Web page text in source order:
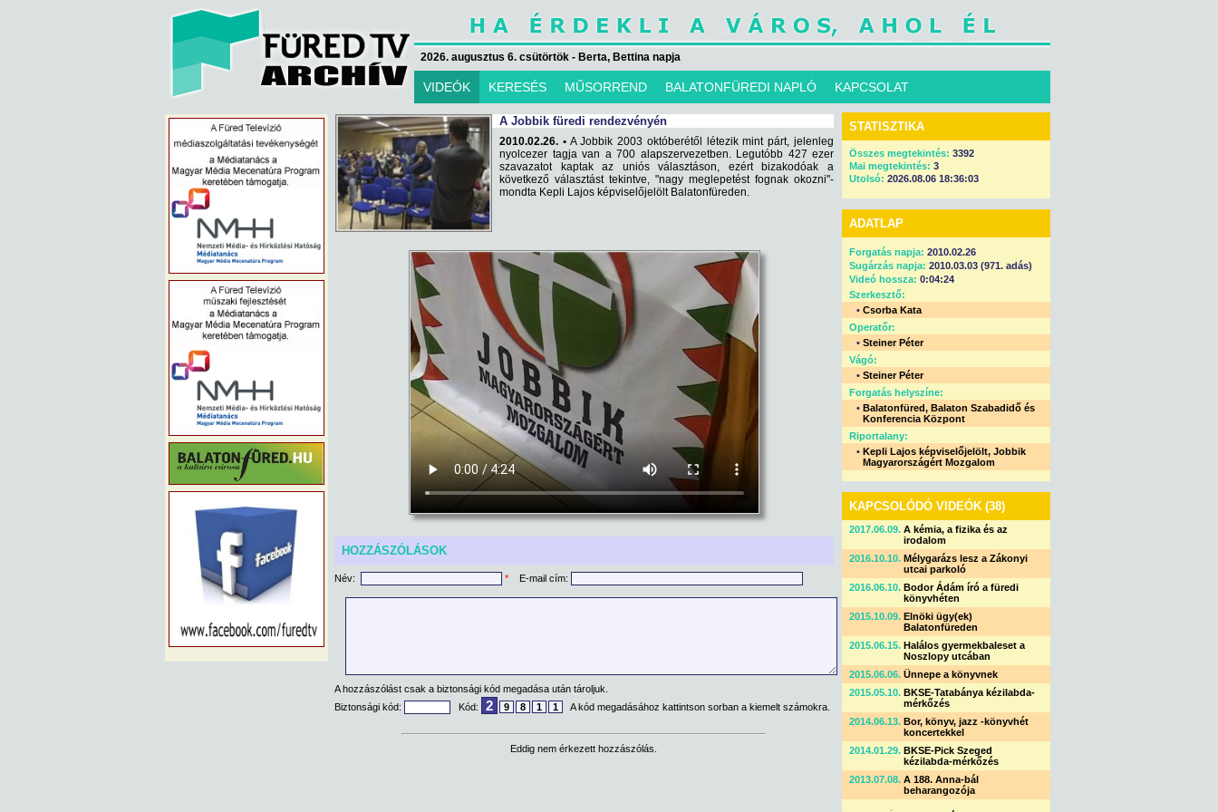
2026. augusztus 6. csütörtök - Berta, Bettina napja
VIDEÓK KERESÉS MŰSORREND BALATONFÜREDI NAPLÓ KAPCSOLAT
A Jobbik füredi rendezvényén
2010.02.26. •A Jobbik 2003 októberétől létezik mint párt, jelenleg
nyolcezer tagja van a 700 alapszervezetben. Legutóbb 427 ezer
szavazatot kaptak az uniós választáson, ezért bizakodóak a
következő választást tekintve, "nagy meglepetést fognak okozni"-
mondta Kepli Lajos képviselőjelölt Balatonfüreden.
HOZZÁSZÓLÁSOK
Név: * E-mail cím:
A hozzászólást csak a biztonsági kód megadása után tároljuk.
Biztonsági kód:
Kód: 2 9 8 1 1 A kód megadásához kattintson sorban a kiemelt számokra.
Eddig nem érkezett hozzászólás.
STATISZTIKA
Összes megtekintés: 3392
Mai megtekintés: 3
Utolsó: 2026.08.06 18:36:03
ADATLAP
Forgatás napja: 2010.02.26
Sugárzás napja: 2010.03.03 (971. adás)
Videó hossza: 0:04:24
Szerkesztő:
• Csorba Kata
Operatőr:
• Steiner Péter
Vágó:
• Steiner Péter
Forgatás helyszíne:
• Balatonfüred, Balaton Szabadidő és
Konferencia Központ
Riportalany:
• Kepli Lajos képviselőjelölt, Jobbik
Magyarországért Mozgalom
KAPCSOLÓDÓ VIDEÓK (38)
2017.06.09. A kémia, a fizika és az
irodalom
2016.10.10. Mélygarázs lesz a Zákonyi
utcai parkoló
2016.06.10. Bodor Ádám író a füredi
könyvhéten
2015.10.09. Elnöki ügy(ek)
Balatonfüreden
2015.06.15. Halálos gyermekbaleset a
Noszlopy utcában
2015.06.06. Ünnepe a könyvnek
2015.05.10. BKSE-Tatabánya kézilabda-
mérkőzés
2014.06.13. Bor, könyv, jazz -könyvhét
koncertekkel
2014.01.29. BKSE-Pick Szeged
kézilabda-mérkőzés
2013.07.08. A 188. Anna-bál
beharangozója